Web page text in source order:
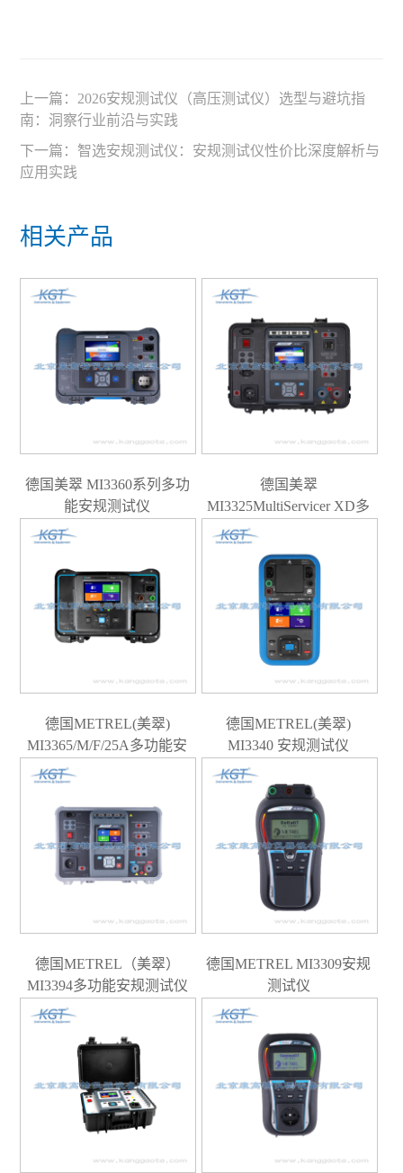
上一篇： 2026安规测试仪（高压测试仪）选型与避坑指
南：洞察行业前沿与实践
下一篇： 智选安规测试仪：安规测试仪性价比深度解析与
应用实践
相关产品
德国美翠 MI3360系列多功
能安规测试仪
德国美翠
MI3325MultiServicer XD多
功能安规综合测试仪（独
德国METREL(美翠)
MI3365/M/F/25A多功能安
德国METREL(美翠)
MI3340 安规测试仪
德国METREL（美翠）
MI3394多功能安规测试仪
德国METREL MI3309安规
测试仪